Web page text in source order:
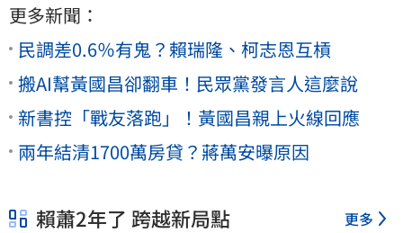
更多新聞：
民調差0.6％有鬼？賴瑞隆、柯志恩互槓
搬AI幫黃國昌卻翻車！民眾黨發言人這麼說
新書控「戰友落跑」！黃國昌親上火線回應
兩年結清1700萬房貸？蔣萬安曝原因
賴蕭2年了 跨越新局點 更多